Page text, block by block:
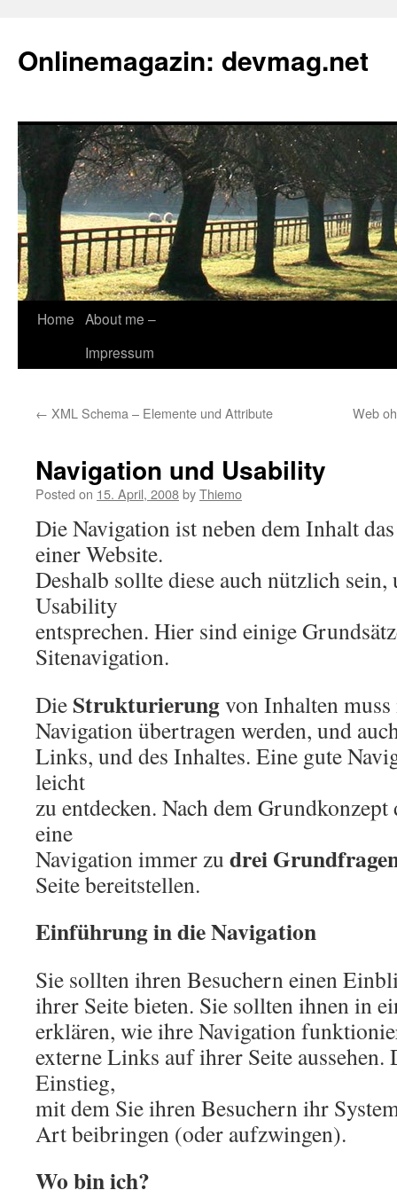
Onlinemagazin: devmag.net
Skip
Home About me –
Impressum
← XML Schema – Elemente und Attribute Web
Navigation und Usability
Posted on 15. April, 2008byThiemo
Die Navigation ist neben dem Inhalt
einer Website.
Deshalb sollte diese auch nützlich
Usability
entsprechen. Hier sind einige
Sitenavigation.
Die Strukturierungvon Inhalten
Navigation übertragen werden, und
Links, und des Inhaltes. Eine gute
leicht
zu entdecken. Nach dem
eine
Navigation immer zu drei
Seite bereitstellen.
Einführung in die Navigation
Sie sollten ihren Besuchern einen
ihrer Seite bieten. Sie sollten ihnen in
erklären, wie ihre Navigation
externe Links auf ihrer Seite aussehen.
Einstieg,
mit dem Sie ihren Besuchern ihr
Art beibringen (oder aufzwingen).
Wo bin ich?